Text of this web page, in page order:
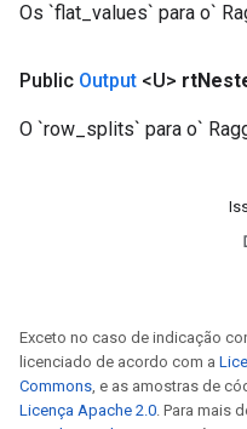
Os `flat_values` para o`
Public Output <U> rt
O `row_splits` para o`
Exceto no caso de indicação
licenciado de acordo com a
Commons, e as amostras de
Licença Apache 2.0. Para mais